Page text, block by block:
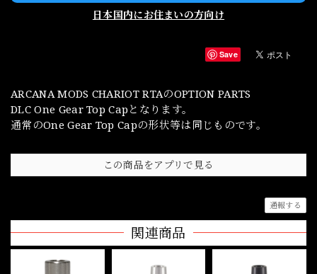
日本国内にお住まいの方向け
Save
ARCANA MODS CHARIOT RTAのOPTION PARTS
DLC One Gear Top Capとなります。
通常のOne Gear Top Capの形状等は同じものです。
この商品をアプリで見る
通報する
関連商品